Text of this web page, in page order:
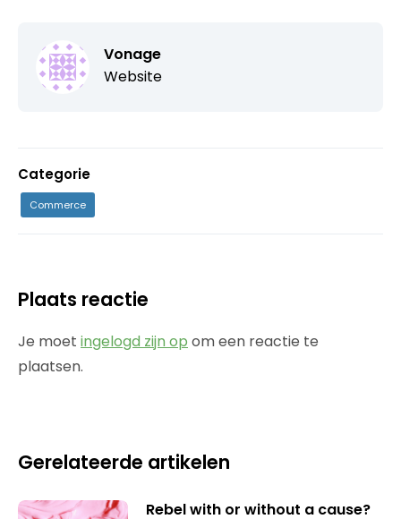
Vonage
Website
Categorie
Commerce
Plaats reactie
Je moet ingelogd zijn op om een reactie te
plaatsen.
Gerelateerde artikelen
Rebel with or without a cause?